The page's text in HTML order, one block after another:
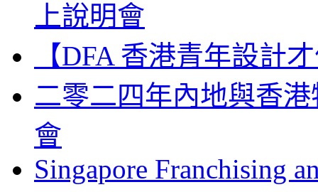
上說明會
【DFA 香港青年設計
二零二四年內地與香
會
Singapore Franchising